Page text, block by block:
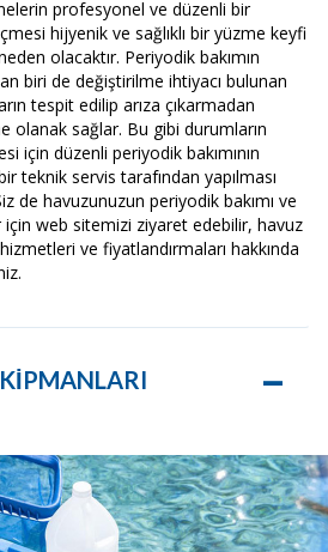
profesyonel ve düzenli bir
hijyenik ve sağlıklı bir yüzme keyfi
olacaktır. Periyodik bakımın
biri de değiştirilme ihtiyacı bulunan
tespit edilip arıza çıkarmadan
olanak sağlar. Bu gibi durumların
için düzenli periyodik bakımının
teknik servis tarafından yapılması
de havuzunuzun periyodik bakımı ve
web sitemizi ziyaret edebilir, havuz
ve fiyatlandırmaları hakkında
–